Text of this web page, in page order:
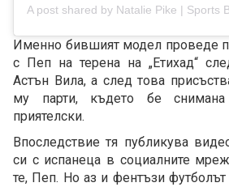
Именно бившият модел проведе
с Пеп на терена на „Етихад“
Астън Вила, а след това
му парти, където бе
приятелски.
Впоследствие тя публикува
си с испанеца в социалните
те, Пеп. Но аз и фентъзи футболът